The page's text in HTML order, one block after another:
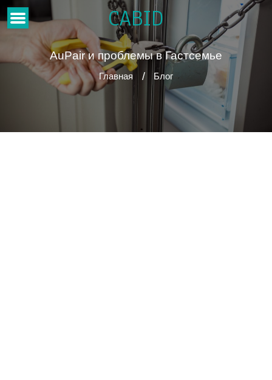
CABID
AuPair и проблемы в Гастсемье
Главная Блог